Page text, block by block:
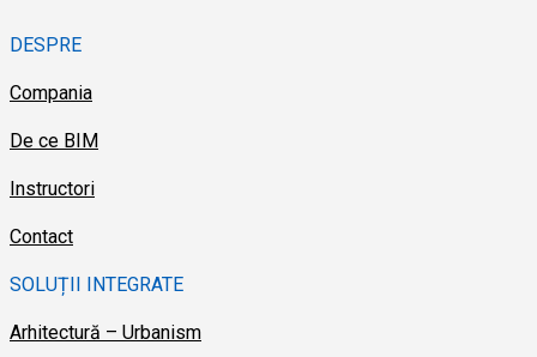
DESPRE
Compania
De ce BIM
Instructori
Contact
SOLUȚII INTEGRATE
Arhitectură – Urbanism